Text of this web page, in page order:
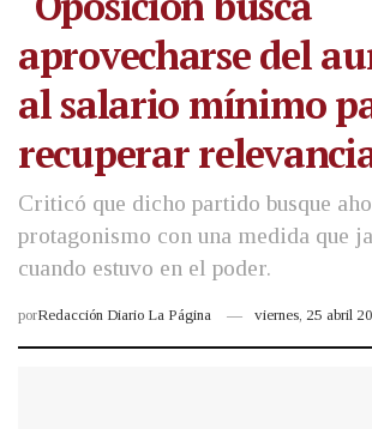
aprovecharse del
al salario mínimo
recuperar
Criticó que dicho partido busque
protagonismo con una medida que
cuando estuvo en el poder.
porRedacción Diario La Página viernes, 25 abril